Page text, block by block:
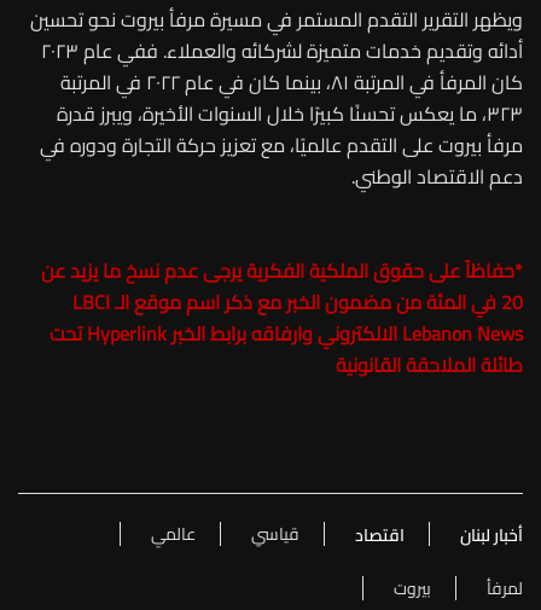
ويظهر التقرير التقدم المستمر في مسيرة مرفأ بيروت نحو تحسين
أدائه وتقديم خدمات متميزة لشركائه والعملاء. ففي عام ٢٠٢٣
كان المرفأ في المرتبة ٨١، بينما كان في عام ٢٠٢٢ في المرتبة
٣٢٣، ما يعكس تحسنًا كبيرًا خلال السنوات الأخيرة، ويبرز قدرة
مرفأ بيروت على التقدم عالميًا، مع تعزيز حركة التجارة ودوره في
دعم الاقتصاد الوطني.
*حفاظاً على حقوق الملكية الفكرية يرجى عدم نسخ ما يزيد عن
20 في المئة من مضمون الخبر مع ذكر اسم موقع الـ
LBCI
Lebanon News
الالكتروني وارفاقه برابط الخبر Hyperlink تحت
طائلة الملاحقة القانونية
أخبار لبنان اقتصاد قياسي
عالمي
لمرفأ
بيروت